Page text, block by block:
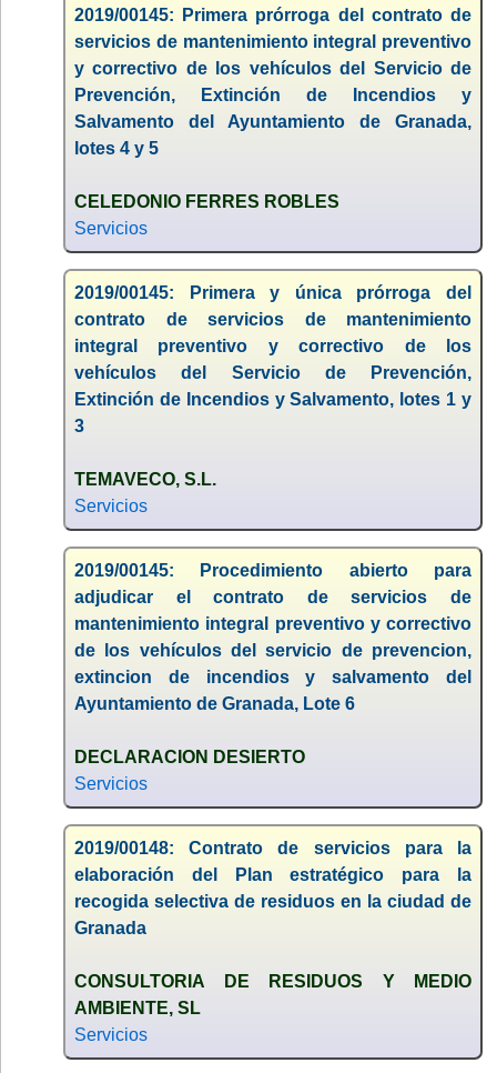
2019/00145: Primera prórroga del contrato de
servicios de mantenimiento integral preventivo
y correctivo de los vehículos del Servicio de
Prevención, Extinción de Incendios y
Salvamento del Ayuntamiento de Granada,
lotes 4 y 5
CELEDONIO FERRES ROBLES
Servicios
2019/00145: Primera y única prórroga del
contrato de servicios de mantenimiento
integral preventivo y correctivo de los
vehículos del Servicio de Prevención,
Extinción de Incendios y Salvamento, lotes 1 y
3
TEMAVECO, S.L.
Servicios
2019/00145: Procedimiento abierto para
adjudicar el contrato de servicios de
mantenimiento integral preventivo y correctivo
de los vehículos del servicio de prevencion,
extincion de incendios y salvamento del
Ayuntamiento de Granada, Lote 6
DECLARACION DESIERTO
Servicios
2019/00148: Contrato de servicios para la
elaboración del Plan estratégico para la
recogida selectiva de residuos en la ciudad de
Granada
CONSULTORIA DE RESIDUOS Y MEDIO
AMBIENTE, SL
Servicios